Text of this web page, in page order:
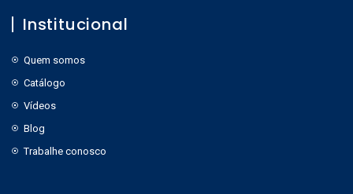
Institucional
Quem somos
Catálogo
Vídeos
Blog
Trabalhe conosco